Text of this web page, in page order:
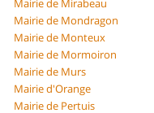
Mairie de Mirabeau
Mairie de Mondragon
Mairie de Monteux
Mairie de Mormoiron
Mairie de Murs
Mairie d'Orange
Mairie de Pertuis